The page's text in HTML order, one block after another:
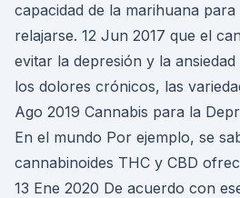
capacidad de la marihuana
relajarse. 12 Jun 2017 que el
evitar la depresión y la
los dolores crónicos, las
Ago 2019 Cannabis para la
En el mundo Por ejemplo, se
cannabinoides THC y CBD
13 Ene 2020 De acuerdo con